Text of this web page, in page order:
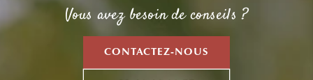
Vous avez besoin de conseils ?
CONTACTEZ-NOUS